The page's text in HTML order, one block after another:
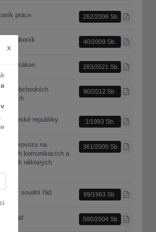
práce 262/2006 Sb.
STÁHNOUT
zákoník 40/2009 Sb.
STÁHNOUT
zákon 283/2021 Sb.
STÁHNOUT
o obchodních
90/2012 Sb.
STÁHNOUT
České republiky 1/1993 Sb.
STÁHNOUT
o provozu na
komunikacích a
některých
361/2000 Sb.
STÁHNOUT
soudní řád 99/1963 Sb.
STÁHNOUT
řád 500/2004 Sb.
STÁHNOUT
x